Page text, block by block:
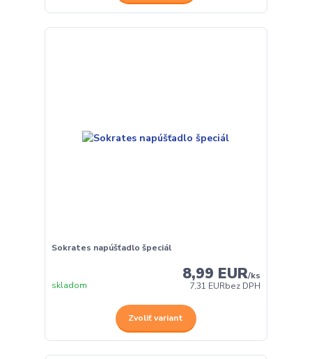
Sokrates napúšťadlo špeciál
8,99 EUR/ks
7,31 EURbez DPH
skladom
Zvoliť variant